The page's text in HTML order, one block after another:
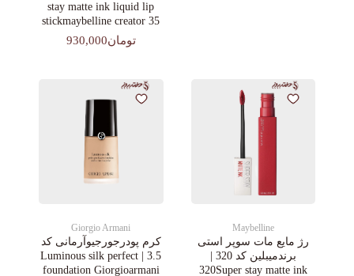
stay matte ink liquid lip
stickmaybelline creator 35
تومان930,000
Maybelline
رژ مایع مات سوپر استی‌
برندمیبلین کد 320 |
320Super stay matte ink
Giorgio Armani
کرم پودرجورجیوآرمانی کد
3.5 | Luminous silk perfect
foundation Giorgioarmani